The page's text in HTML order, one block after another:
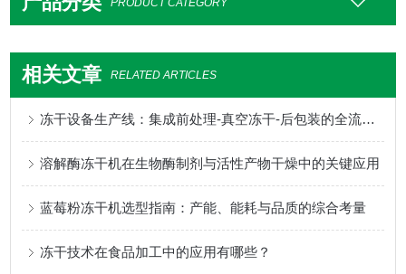
PRODUCT CATEGORY
相关文章 RELATED ARTICLES
冻干设备生产线：集成前处理-真空冻干-后包装的全流程方案
溶解酶冻干机在生物酶制剂与活性产物干燥中的关键应用
蓝莓粉冻干机选型指南：产能、能耗与品质的综合考量
冻干技术在食品加工中的应用有哪些？